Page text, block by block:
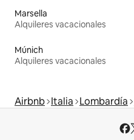
Marsella
Alquileres vacacionales
Múnich
Alquileres vacacionales
Airbnb Italia Lombardía